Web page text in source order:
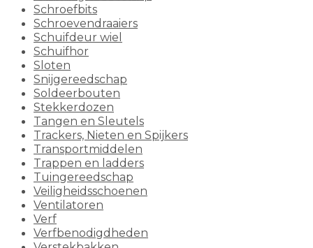
Schroefbits
Schroevendraaiers
Schuifdeur wiel
Schuifhor
Sloten
Snijgereedschap
Soldeerbouten
Stekkerdozen
Tangen en Sleutels
Trackers, Nieten en Spijkers
Transportmiddelen
Trappen en ladders
Tuingereedschap
Veiligheidsschoenen
Ventilatoren
Verf
Verfbenodigdheden